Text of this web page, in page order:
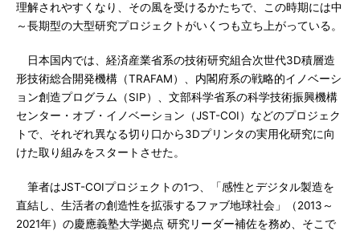
理解されやすくなり、その風を受けるかたちで、この時期には中
～長期型の大型研究プロジェクトがいくつも立ち上がっている。
日本国内では、経済産業省系の技術研究組合次世代3D積層造
形技術総合開発機構（TRAFAM）、内閣府系の戦略的イノベーシ
ョン創造プログラム（SIP）、文部科学省系の科学技術振興機構
センター・オブ・イノベーション（JST-COI）などのプロジェク
トで、それぞれ異なる切り口から3Dプリンタの実用化研究に向
けた取り組みをスタートさせた。
筆者はJST-COIプロジェクトの1つ、「感性とデジタル製造を
直結し、生活者の創造性を拡張するファブ地球社会」（2013～
2021年）の慶應義塾大学拠点 研究リーダー補佐を務め、そこで